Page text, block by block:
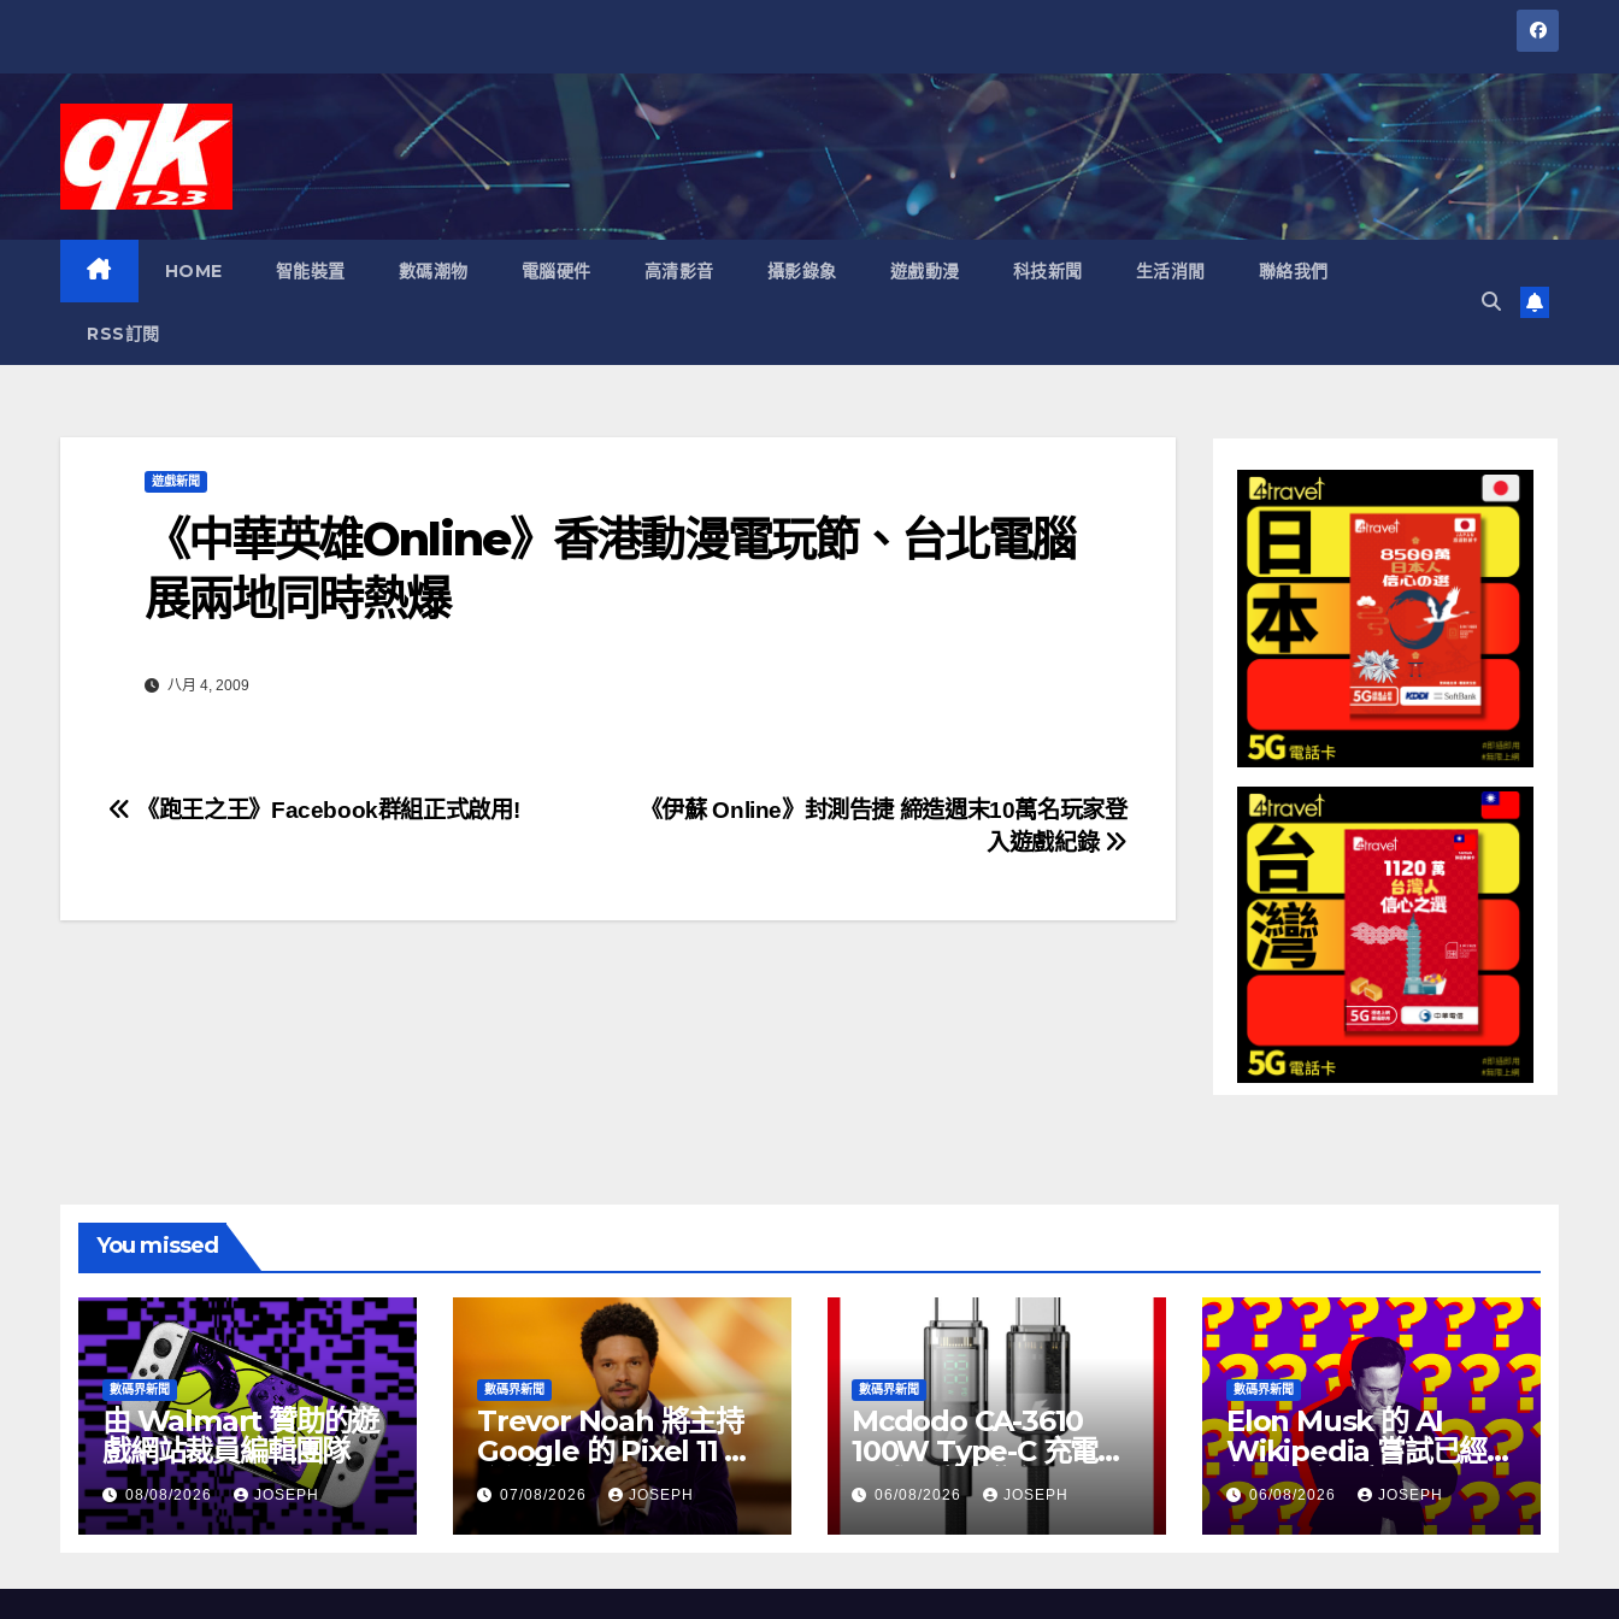
HOME 智能裝置 數碼潮物 電腦硬件 高清影音 攝影錄象 遊戲動漫 科技新聞 生活消閒 聯絡我們
RSS訂閱
遊戲新聞
《中華英雄Online》香港動漫電玩節、台北電腦
展兩地同時熱爆
八月 4, 2009
文
導
《伊蘇 Online》封測告捷 締造週末10萬名玩家登
入遊戲紀錄
《跑王之王》Facebook群組正式啟用!
You missed
數碼界新聞
由 Walmart 贊助的遊
戲網站裁員編輯團隊
08/08/2026 JOSEPH
數碼界新聞
Trevor Noah 將主持
Google 的 Pixel 11 推
介活動
07/08/2026 JOSEPH
數碼界新聞
Mcdodo CA-3610
100W Type-C 充電線
正式上市，售價
HK$115
06/08/2026 JOSEPH
數碼界新聞
Elon Musk 的 AI
Wikipedia 嘗試已經幾
個月沒有更新了
06/08/2026 JOSEPH